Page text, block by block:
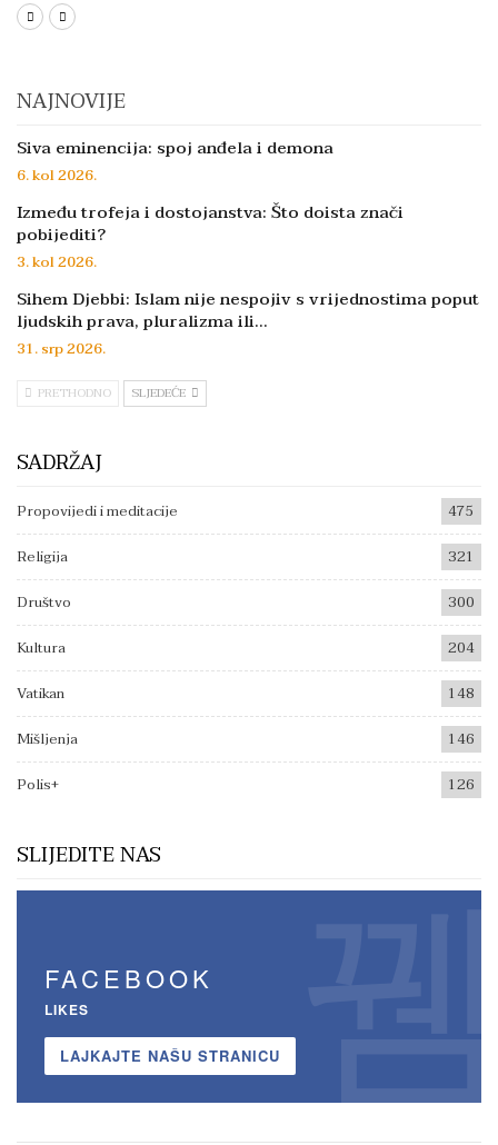
NAJNOVIJE
Siva eminencija: spoj anđela i demona
6. kol 2026.
Između trofeja i dostojanstva: Što doista znači
pobijediti?
3. kol 2026.
Sihem Djebbi: Islam nije nespojiv s vrijednostima poput
ljudskih prava, pluralizma ili…
31. srp 2026.
PRETHODNO SLJEDEĆE
SADRŽAJ
Propovijedi i meditacije
475
Religija
321
Društvo
300
Kultura
204
Vatikan
148
Mišljenja
146
Polis+
126
SLIJEDITE NAS
FACEBOOK
LIKES
LAJKAJTE NAŠU STRANICU